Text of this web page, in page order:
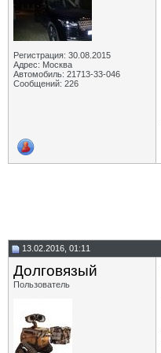
Регистрация: 30.08.2015
Адрес: Москва
Автомобиль: 21713-33-046
Сообщений: 226
13.02.2016, 01:11
Долговязый
Пользователь